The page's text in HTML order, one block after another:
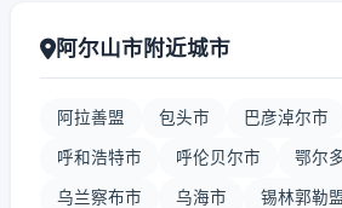
阿尔山市附近城市
阿拉善盟 包头市 巴彦淖尔市
呼和浩特市 呼伦贝尔市 鄂尔
乌兰察布市 乌海市 锡林郭勒